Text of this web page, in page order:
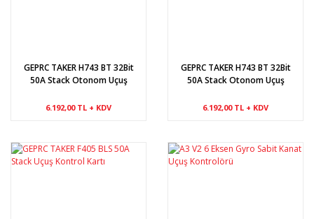
GEPRC TAKER H743 BT 32Bit
50A Stack Otonom Uçuş
6.192,00 TL + KDV
GEPRC TAKER H743 BT 32Bit
50A Stack Otonom Uçuş
6.192,00 TL + KDV